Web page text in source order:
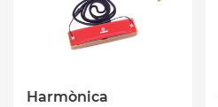
Harmònica